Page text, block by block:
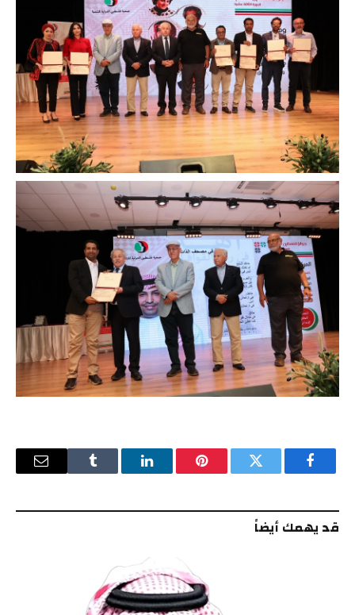
فيسبوك تويتر بينتيريستلينكدإن Tumblr
البريد
قد يهمك أيضاً